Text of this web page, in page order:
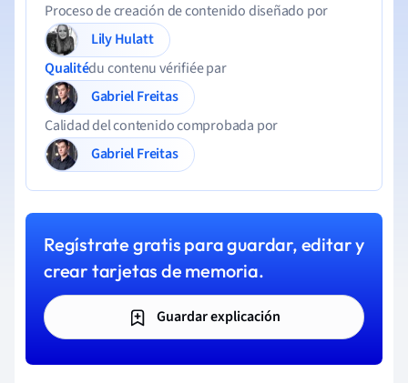
Proceso de creación de contenido diseñado por
Lily Hulatt
Qualitédu contenu vérifiée par
Gabriel Freitas
Calidad del contenido comprobada por
Gabriel Freitas
Regístrate gratis para guardar, editar y
crear tarjetas de memoria.
Guardar explicación